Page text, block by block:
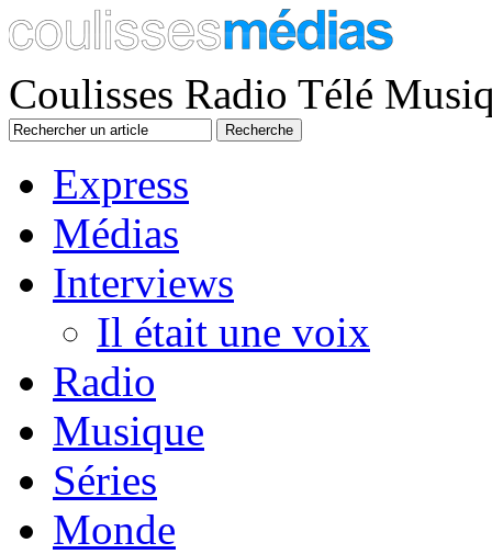
Coulisses Radio Télé
Express
Médias
Interviews
Il était une voix
Radio
Musique
Séries
Monde